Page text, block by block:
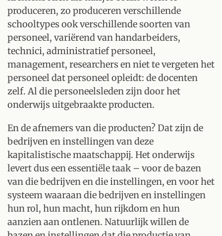
produceren, zo produceren verschillende
schooltypes ook verschillende soorten van
personeel, variërend van handarbeiders,
technici, administratief personeel,
management, researchers en niet te vergeten het
personeel dat personeel opleidt: de docenten
zelf. Al die personeelsleden zijn door het
onderwijs uitgebraakte producten.
En de afnemers van die producten? Dat zijn de
bedrijven en instellingen van deze
kapitalistische maatschappij. Het onderwijs
levert dus een essentiële taak – voor de bazen
van die bedrijven en die instellingen, en voor het
systeem waaraan die bedrijven en instellingen
hun rol, hun macht, hun rijkdom en hun
aanzien aan ontlenen. Natuurlijk willen de